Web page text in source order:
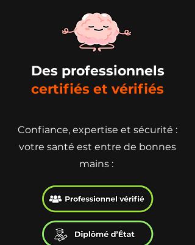
Des professionnels
certifiés et vérifiés
Confiance, expertise et sécurité :
votre santé est entre de bonnes
mains :